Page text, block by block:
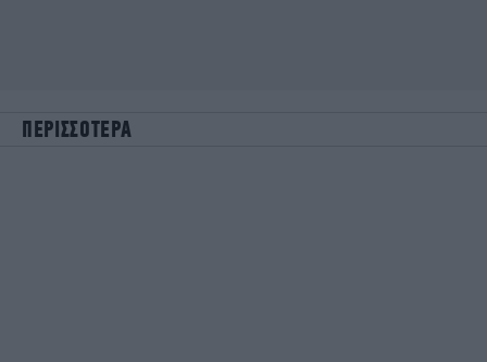
ΠΕΡΙΣΣΟΤΕΡΑ